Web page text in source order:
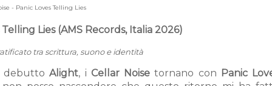
- Panic Loves Telling Lies
Lies (AMS Records, Italia 2026)
tra scrittura, suono e identità
debuttoAlight, i Cellar Noise tornano con Panic